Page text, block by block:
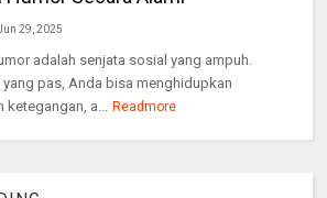
29, 2025
adalah senjata sosial yang ampuh.
pas, Anda bisa menghidupkan
ketegangan, a... Readmore